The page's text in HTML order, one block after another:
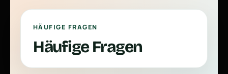
HÄUFIGE FRAGEN
Häufige Fragen